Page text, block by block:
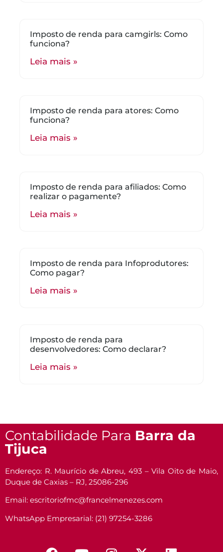
Imposto de renda para camgirls: Como
funciona?
Leia mais »
Imposto de renda para atores: Como
funciona?
Leia mais »
Imposto de renda para afiliados: Como
realizar o pagamente?
Leia mais »
Imposto de renda para Infoprodutores:
Como pagar?
Leia mais »
Imposto de renda para
desenvolvedores: Como declarar?
Leia mais »
Contabilidade Para Barra da
Tijuca
Endereço: R. Maurício de Abreu, 493 – Vila Oito de Maio,
Duque de Caxias – RJ, 25086-296
Email: escritoriofmc@francelmenezes.com
WhatsApp Empresarial: (21) 97254-3286